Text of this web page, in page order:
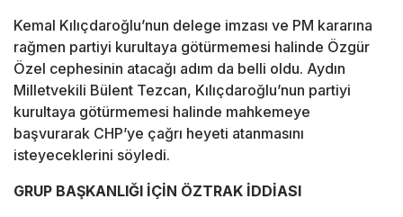
Kemal Kılıçdaroğlu’nun delege imzası ve PM kararına
rağmen partiyi kurultaya götürmemesi halinde Özgür
Özel cephesinin atacağı adım da belli oldu. Aydın
Milletvekili Bülent Tezcan, Kılıçdaroğlu’nun partiyi
kurultaya götürmemesi halinde mahkemeye
başvurarak CHP’ye çağrı heyeti atanmasını
isteyeceklerini söyledi.
GRUP BAŞKANLIĞI İÇİN ÖZTRAK İDDİASI